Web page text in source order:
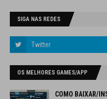
SIGA NAS REDES
OS MELHORES GAMES/APP
COMO BAIXAR/